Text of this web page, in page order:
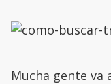
Mucha gente va